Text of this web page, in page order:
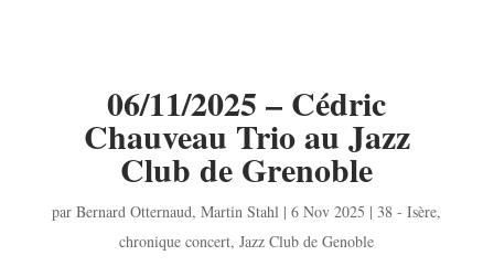
06/11/2025 – Cédric
Chauveau Trio au Jazz
Club de Grenoble
parBernard Otternaud,Martin Stahl |6 Nov 2025 |38 - Isère,
chronique concert,Jazz Club de Genoble